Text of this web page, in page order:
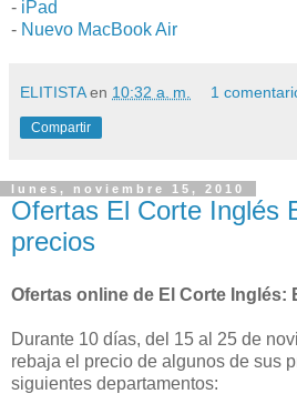
- iPad
- Nuevo MacBook Air
ELITISTA en 10:32 a. m. 1
Compartir
lunes, noviembre 15, 2010
Ofertas El Corte Inglés
precios
Ofertas online de El Corte Inglés:
Durante 10 días, del 15 al 25 de
rebaja el precio de algunos de sus
siguientes departamentos: